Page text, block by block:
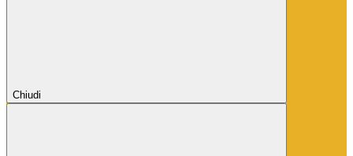
Chiudi